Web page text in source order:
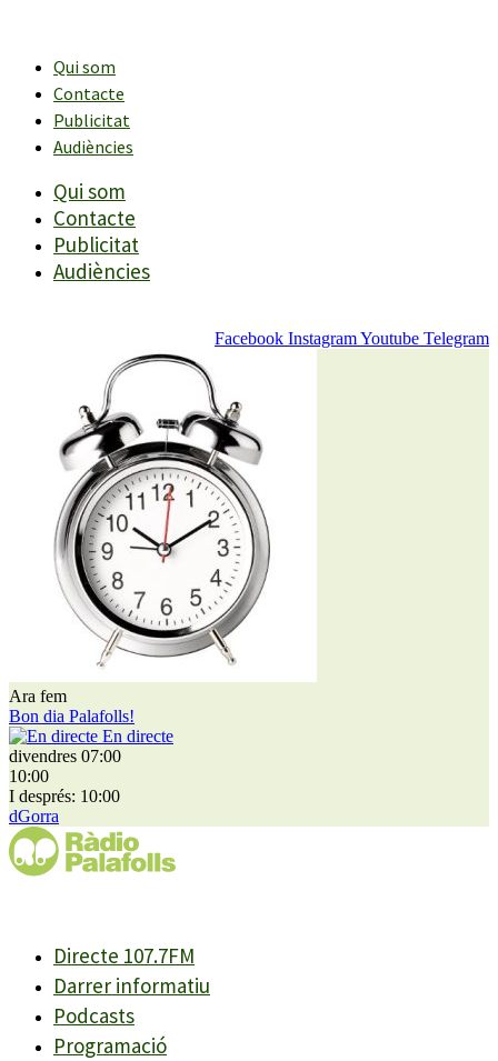
contingutQui som
Contacte
Publicitat
Audiències
Qui som
Contacte
Publicitat
Audiències
Facebook InstagramYoutube Telegram
Ara fem
Bon dia Palafolls!
En directe
divendres 07:00
10:00
I després: 10:00
dGorra
Directe 107.7FM
Darrer informatiu
Podcasts
Programació